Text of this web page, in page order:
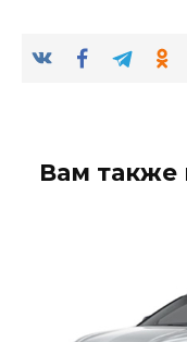
Вам также